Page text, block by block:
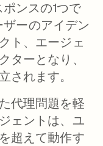
ンスの1つで
ーのアイデン
ト、エージェ
ターとなり、
されます。
代理問題を軽
ェントは、ユ
超えて動作す